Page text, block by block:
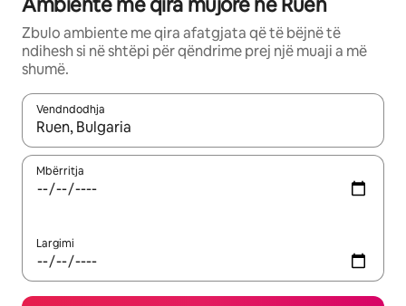
Zbulo ambiente me qira afatgjata që të bëjnë të
ndihesh si në shtëpi për qëndrime prej një muaji a më
shumë.
Vendndodhja
Kur rezultatet të jenë të disponueshme, lëviz me butonat e
Mbërritja
Largimi